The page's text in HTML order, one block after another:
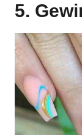
5.